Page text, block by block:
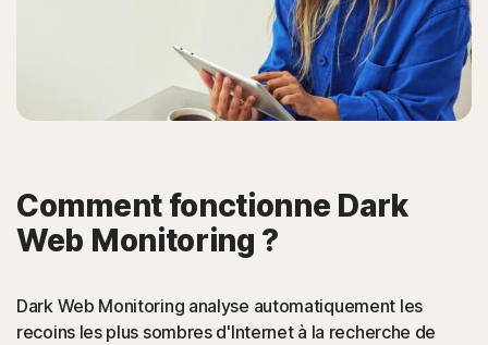
Comment fonctionne Dark
Web Monitoring ?
Dark Web Monitoring analyse automatiquement les
recoins les plus sombres d'Internet à la recherche de